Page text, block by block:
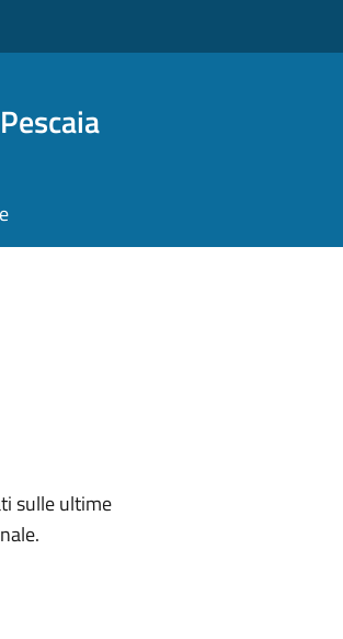
sulle ultime